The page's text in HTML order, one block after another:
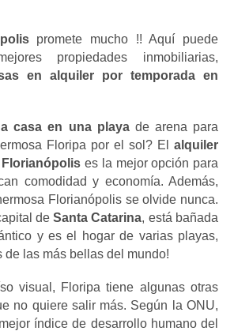
promete mucho !! Aquí puede
propiedades inmobiliarias,
en alquiler por temporada en
casa en una playa de arena para
Floripa por el sol? El
alquiler
es la mejor opción para
comodidad y economía. Además,
Florianópolis se olvide nunca.
de Santa Catarina, está bañada
y es el hogar de varias playas,
de las más bellas del mundo!
visual, Floripa tiene algunas otras
no quiere salir más. Según la ONU,
índice de desarrollo humano del